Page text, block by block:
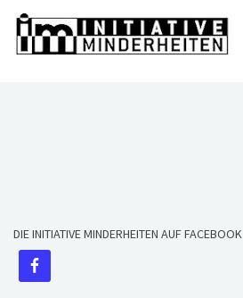
DIE INITIATIVE MINDERHEITEN AUF FACEBOOK